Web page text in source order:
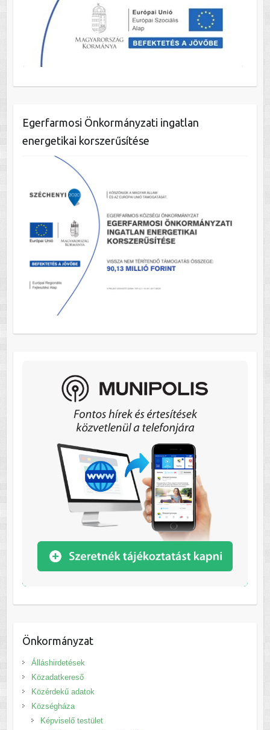
Egerfarmosi Önkormányzati ingatlan
energetikai korszerűsítése
Önkormányzat
Álláshirdetések
Közadatkereső
Közérdekű adatok
Községháza
Képviselő testület